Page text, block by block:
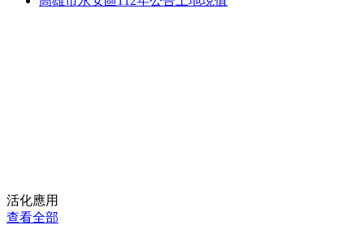
活化應用
查看全部